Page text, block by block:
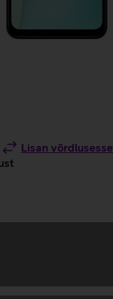
Lisan võrdlusesse